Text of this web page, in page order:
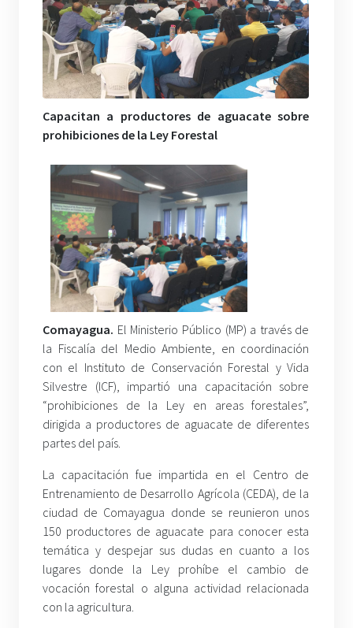
Capacitan a productores de aguacate sobre
prohibiciones de la Ley Forestal
Comayagua. El Ministerio Público (MP) a través de
la Fiscalía del Medio Ambiente, en coordinación
con el Instituto de Conservación Forestal y Vida
Silvestre (ICF), impartió una capacitación sobre
“prohibiciones de la Ley en areas forestales”,
dirigida a productores de aguacate de diferentes
partes del país.
La capacitación fue impartida en el Centro de
Entrenamiento de Desarrollo Agrícola (CEDA), de la
ciudad de Comayagua donde se reunieron unos
150 productores de aguacate para conocer esta
temática y despejar sus dudas en cuanto a los
lugares donde la Ley prohíbe el cambio de
vocación forestal o alguna actividad relacionada
con la agricultura.